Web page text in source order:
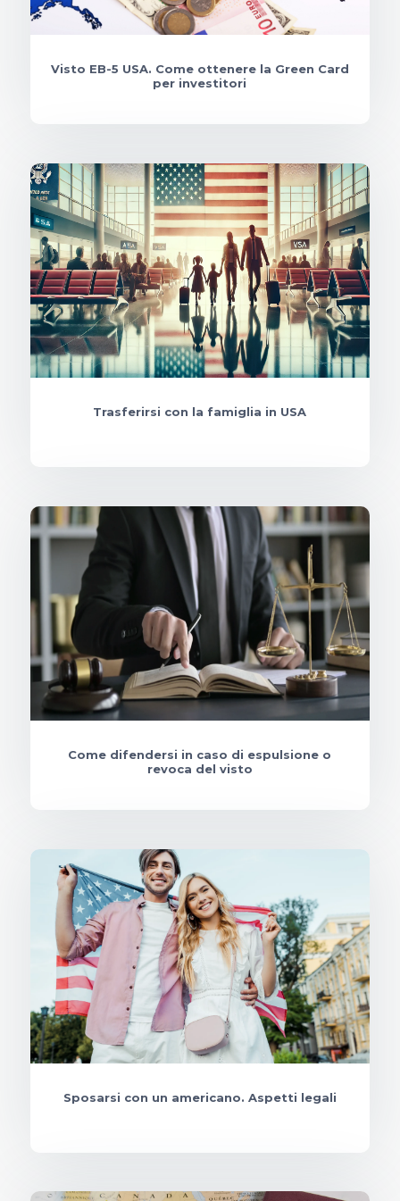
Visto EB-5 USA. Come ottenere la Green Card
per investitori
Trasferirsi con la famiglia in USA
Come difendersi in caso di espulsione o
revoca del visto
Sposarsi con un americano. Aspetti legali